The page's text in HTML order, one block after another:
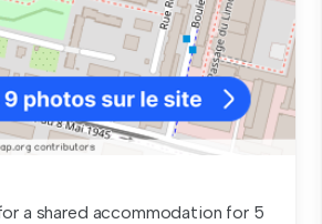
a shared accommodation for 5